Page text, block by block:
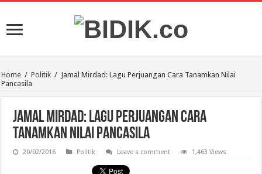
Home / Politik / Jamal Mirdad: Lagu Perjuangan Cara Tanamkan Nilai
Pancasila
Jamal Mirdad: Lagu Perjuangan Cara
Tanamkan Nilai Pancasila
20/02/2016 Politik Leave a comment 1,463 Views